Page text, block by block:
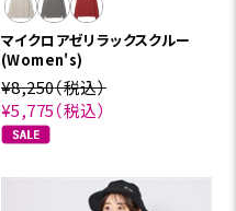
マイクロアゼリラックスクルー
(Women's)
¥8,250（税込）
¥5,775（税込）